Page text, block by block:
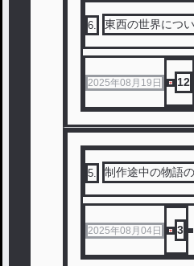
6. 東西の世界につ
2025年08月19日 12
5. 制作途中の物語
2025年08月04日 3